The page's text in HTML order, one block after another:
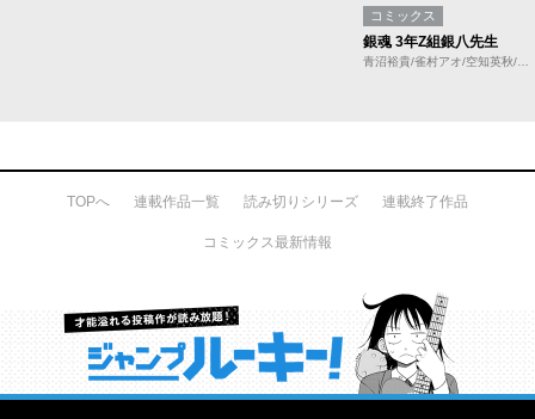
コミックス
銀魂 3年Z組銀八先生
TOPへ 連載作品一覧 読み切りシリーズ 連載終了作品
コミックス最新情報
才能溢れる投稿作が読み放題！ ジャンプルーキー！